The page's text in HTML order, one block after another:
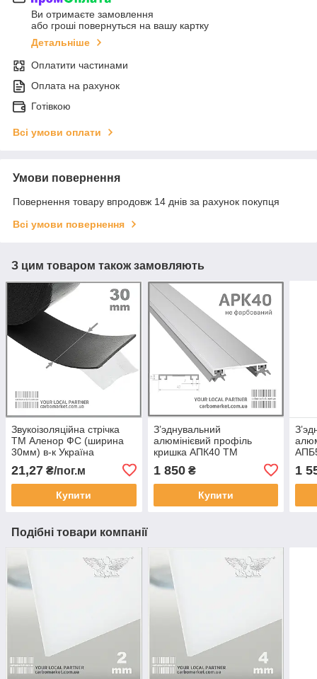
Ви отримаєте замовлення
або гроші повернуться на вашу картку
Детальніше
Оплатити частинами
Оплата на рахунок
Готівкою
Всі умови оплати
Умови повернення
Повернення товару впродовж 14 днів за рахунок покупця
Всі умови повернення
З цим товаром також замовляють
Звукоізоляційна стрічка
ТМ Аленор ФС (ширина
30мм) в-к Україна
21,27 ₴/пог.м
Купити
З’эднувальний
алюмінієвий профіль
кришка АПК40 ТМ
АЛЮПРО 40 мм / довжина
6,1 м не фарбований
(Україна)
1 850₴
Купити
1
Подібні товари компанії